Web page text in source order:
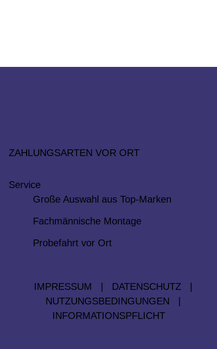
ZAHLUNGSARTEN VOR ORT
Service
Große Auswahl aus Top-Marken
Fachmännische Montage
Probefahrt vor Ort
IMPRESSUM DATENSCHUTZ
NUTZUNGSBEDINGUNGEN
INFORMATIONSPFLICHT